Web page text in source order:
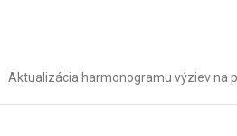
Aktualizácia harmonogramu výziev na